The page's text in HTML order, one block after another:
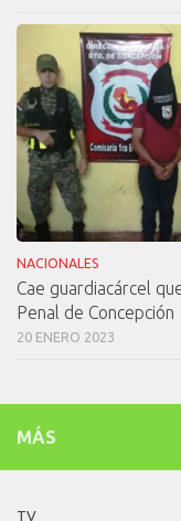
NACIONALES
Cae guardiacárcel
Penal de Concepción
20 ENERO 2023
MÁS
TV